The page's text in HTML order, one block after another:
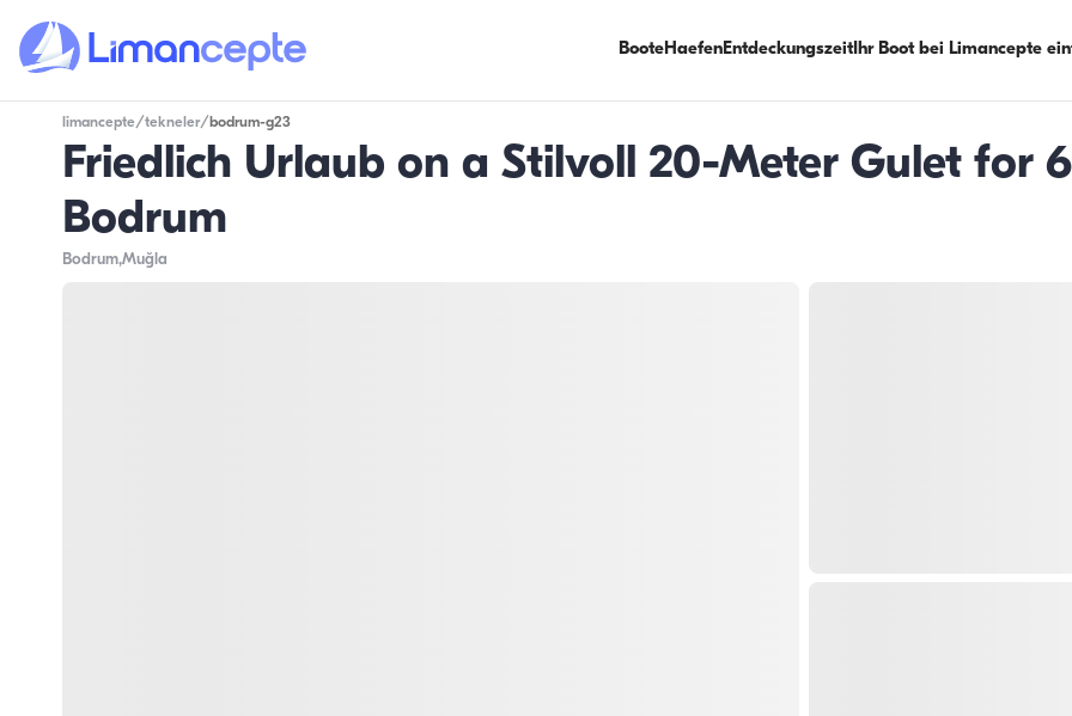
BooteHaefenEntdeckungszeitIhr Boot bei Limancepte
limancepte/tekneler/ bodrum-g23
Friedlich Urlaub on a Stilvoll 20-Meter Gulet for
Bodrum
Bodrum,Muğla